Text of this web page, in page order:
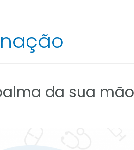
da sua mão